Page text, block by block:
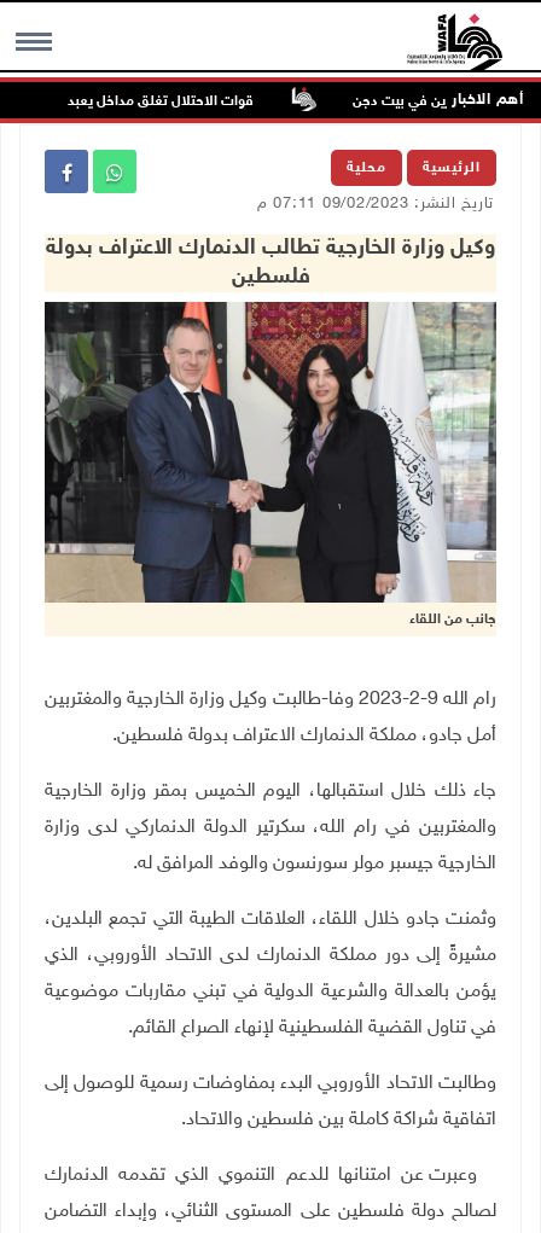
MENU أهم الاخبار
للمستعمرين في بيت دجن قوات الاحتلال تغلق مداخل يعبد جنوب غرب
الرئيسية محلية
تاريخ النشر: 09/02/2023 07:11 م
وكيل وزارة الخارجية تطالب الدنمارك الاعتراف بدولة
فلسطين
جانب من اللقاء
رام الله 9-2-2023 وفا-طالبت وكيل وزارة الخارجية والمغتربين
أمل جادو، مملكة الدنمارك الاعتراف بدولة فلسطين.
جاء ذلك خلال استقبالها، اليوم الخميس بمقر وزارة الخارجية
والمغتربين في رام الله، سكرتير الدولة الدنماركي لدى وزارة
الخارجية جيسبر مولر سورنسون والوفد المرافق له.
وثمنت جادو خلال اللقاء، العلاقات الطيبة التي تجمع البلدين،
مشيرةً إلى دور مملكة الدنمارك لدى الاتحاد الأوروبي، الذي
يؤمن بالعدالة والشرعية الدولية في تبني مقاربات موضوعية
في تناول القضية الفلسطينية لإنهاء الصراع القائم.
وطالبت الاتحاد الأوروبي البدء بمفاوضات رسمية للوصول إلى
اتفاقية شراكة كاملة بين فلسطين والاتحاد.
وعبرت عن امتنانها للدعم التنموي الذي تقدمه الدنمارك
لصالح دولة فلسطين على المستوى الثنائي، وإبداء التضامن